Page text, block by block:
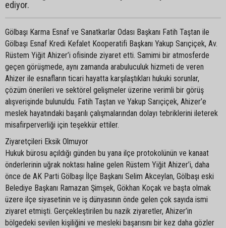
ediyor.
Gölbaşı Karma Esnaf ve Sanatkarlar Odası Başkanı Fatih Taştan ile
Gölbaşı Esnaf Kredi Kefalet Kooperatifi Başkanı Yakup Sarıçiçek, Av.
Rüstem Yiğit Ahizer’i ofisinde ziyaret etti. Samimi bir atmosferde
geçen görüşmede, aynı zamanda arabuluculuk hizmeti de veren
Ahizer ile esnafların ticari hayatta karşılaştıkları hukuki sorunlar,
çözüm önerileri ve sektörel gelişmeler üzerine verimli bir görüş
alışverişinde bulunuldu. Fatih Taştan ve Yakup Sarıçiçek, Ahizer’e
meslek hayatındaki başarılı çalışmalarından dolayı tebriklerini ileterek
misafirperverliği için teşekkür ettiler.
Ziyaretçileri Eksik Olmuyor
Hukuk bürosu açıldığı günden bu yana ilçe protokolünün ve kanaat
önderlerinin uğrak noktası haline gelen Rüstem Yiğit Ahizer’i, daha
önce de AK Parti Gölbaşı İlçe Başkanı Selim Akceylan, Gölbaşı eski
Belediye Başkanı Ramazan Şimşek, Gökhan Koçak ve başta olmak
üzere ilçe siyasetinin ve iş dünyasının önde gelen çok sayıda ismi
ziyaret etmişti. Gerçekleştirilen bu nazik ziyaretler, Ahizer’in
bölgedeki sevilen kişiliğini ve mesleki başarısını bir kez daha gözler